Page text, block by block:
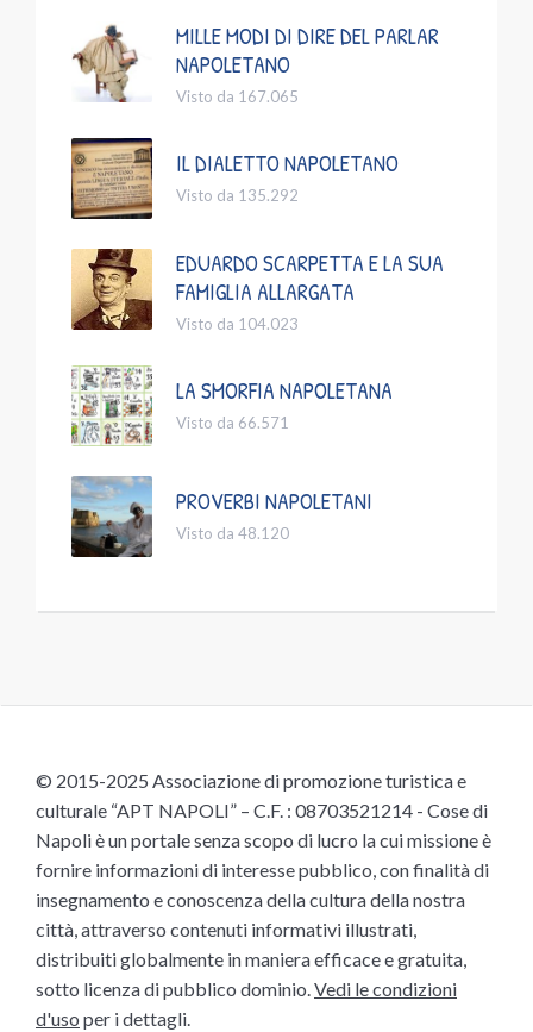
MILLE MODI DI DIRE DEL PARLAR
NAPOLETANO
Visto da 167.065
IL DIALETTO NAPOLETANO
Visto da 135.292
EDUARDO SCARPETTA E LA SUA
FAMIGLIA ALLARGATA
Visto da 104.023
LA SMORFIA NAPOLETANA
Visto da 66.571
PROVERBI NAPOLETANI
Visto da 48.120
© 2015-2025 Associazione di promozione turistica e
culturale “APT NAPOLI” – C.F. : 08703521214 - Cose di
Napoli è un portale senza scopo di lucro la cui missione è
fornire informazioni di interesse pubblico, con finalità di
insegnamento e conoscenza della cultura della nostra
città, attraverso contenuti informativi illustrati,
distribuiti globalmente in maniera efficace e gratuita,
sotto licenza di pubblico dominio. Vedi le condizioni
d'uso per i dettagli.